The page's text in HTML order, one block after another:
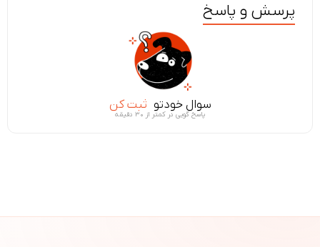
پرسش و پاسخ
سوال خودتو ثبت کن
پاسخ گویی در کمتر از ۳۰ دقیقه